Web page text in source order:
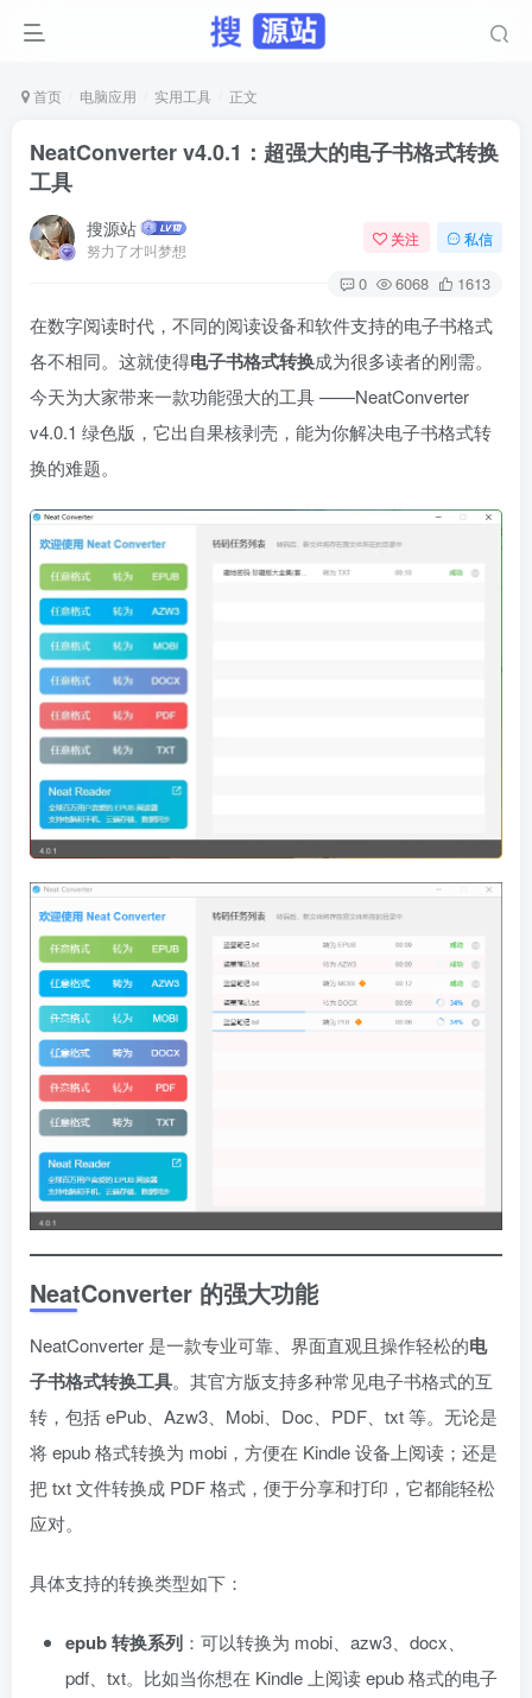
首页 电脑应用 实用工具 正文
NeatConverter v4.0.1：超强大的电子书格式转换
工具
搜源站
努力了才叫梦想
关注 私信
0 6068 1613
在数字阅读时代，不同的阅读设备和软件支持的电子书格式
各不相同。这就使得电子书格式转换成为很多读者的刚需。
今天为大家带来一款功能强大的工具 ——NeatConverter
v4.0.1 绿色版，它出自果核剥壳，能为你解决电子书格式转
换的难题。
NeatConverter 的强大功能
NeatConverter 是一款专业可靠、界面直观且操作轻松的电
子书格式转换工具。其官方版支持多种常见电子书格式的互
转，包括 ePub、Azw3、Mobi、Doc、PDF、txt 等。无论是
将 epub 格式转换为 mobi，方便在 Kindle 设备上阅读；还是
把 txt 文件转换成 PDF 格式，便于分享和打印，它都能轻松
应对。
具体支持的转换类型如下：
epub 转换系列 ：可以转换为 mobi、azw3、docx、
pdf、txt。比如当你想在 Kindle 上阅读 epub 格式的电子